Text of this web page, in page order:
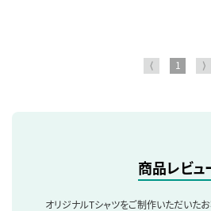
⟨ 1 ⟩
商品レビュ
オリジナルTシャツをご制作いただいた